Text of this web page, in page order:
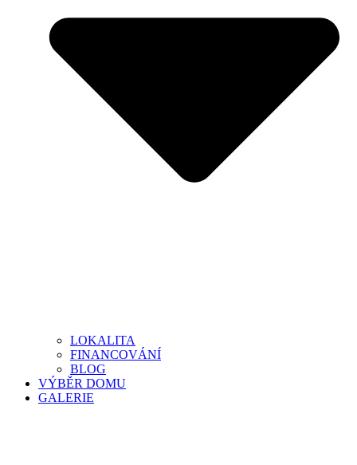
LOKALITA
FINANCOVÁNÍ
BLOG
VÝBĚR DOMU
GALERIE